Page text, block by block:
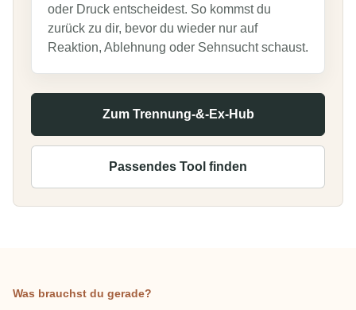
oder Druck entscheidest. So kommst du
zurück zu dir, bevor du wieder nur auf
Reaktion, Ablehnung oder Sehnsucht schaust.
Zum Trennung-&-Ex-Hub
Passendes Tool finden
Was brauchst du gerade?